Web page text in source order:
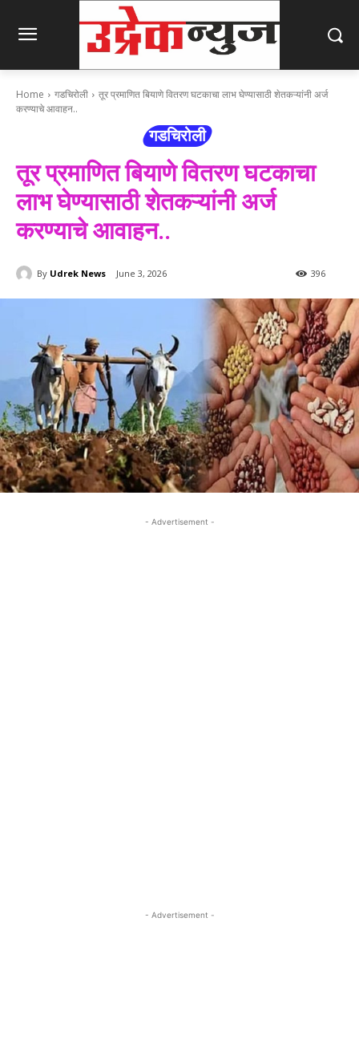
Home गडचिरोली
तूर प्रमाणित बियाणे वितरण घटकाचा लाभ घेण्यासाठी शेतकऱ्यांनी अर्ज
करण्याचे आवाहन..
गडचिरोली
तूर प्रमाणित बियाणे वितरण घटकाचा
लाभ घेण्यासाठी शेतकऱ्यांनी अर्ज
करण्याचे आवाहन..
By Udrek News June 3, 2026 396
- Advertisement -
- Advertisement -